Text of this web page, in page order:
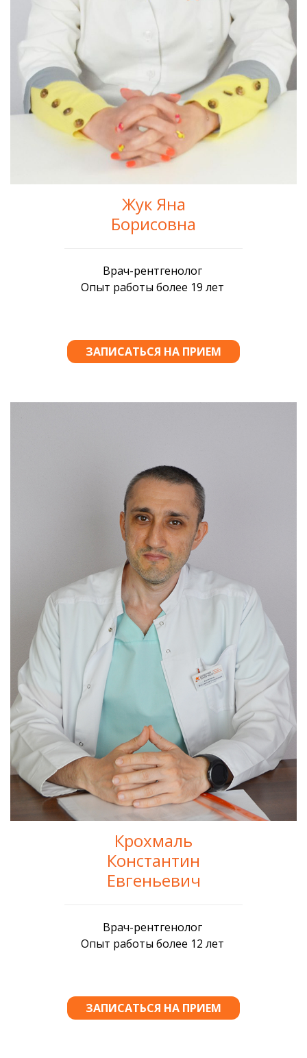
Жук Яна
Борисовна
Крохмаль
Константин
Евгеньевич